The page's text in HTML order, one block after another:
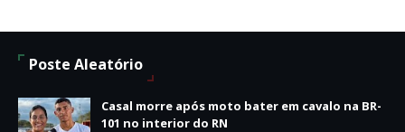
Poste Aleatório
Casal morre após moto bater em cavalo na BR-
101 no interior do RN